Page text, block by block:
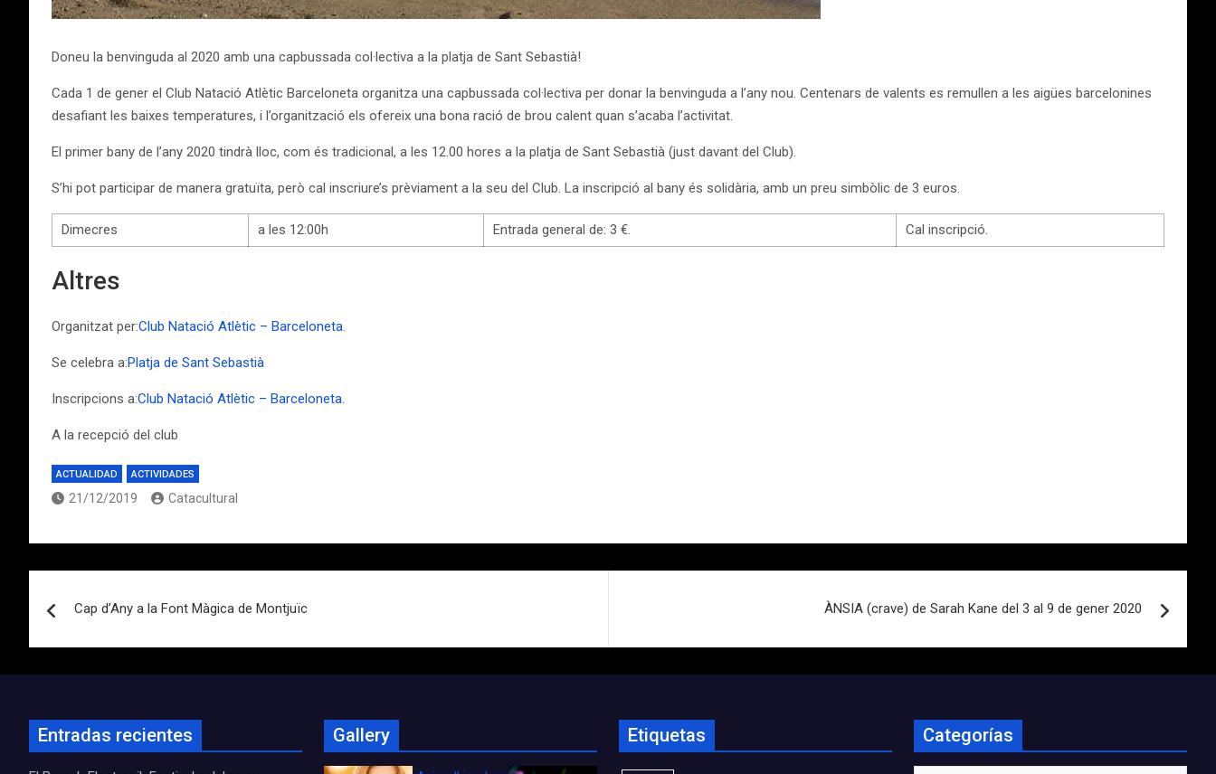
Doneu la benvinguda al 2020 amb una capbussada col·lectiva a la platja de Sant Sebastià!
Cada 1 de gener el Club Natació Atlètic Barceloneta organitza una capbussada col·lectiva per donar la benvinguda a l’any nou. Centenars de valents es remullen a les aigües barcelonines
desafiant les baixes temperatures, i l’organització els ofereix una bona ració de brou calent quan s’acaba l’activitat.
El primer bany de l’any 2020 tindrà lloc, com és tradicional, a les 12.00 hores a la platja de Sant Sebastià (just davant del Club).
S’hi pot participar de manera gratuïta, però cal inscriure’s prèviament a la seu del Club. La inscripció al bany és solidària, amb un preu simbòlic de 3 euros.
Dimecres a les 12:00h Entrada general de: 3 €. Cal inscripció.
Altres
Organitzat per:Club Natació Atlètic – Barceloneta.
Se celebra a:Platja de Sant Sebastià
Inscripcions a:Club Natació Atlètic – Barceloneta.
A la recepció del club
ACTUALIDAD ACTIVIDADES
21/12/2019 Catacultural
de
Cap d’Any a la Font Màgica de Montjuïc ÀNSIA (crave) de Sarah Kane del 3 al 9 de gener 2020
Entradas recientes Gallery Etiquetas Categorías